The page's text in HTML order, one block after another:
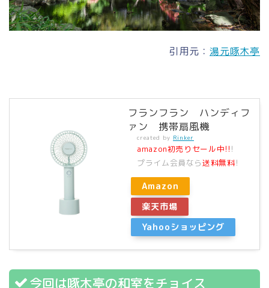
引用元： 湯元啄木亭
フランフラン ハンディフ
ァン 携帯扇風機
created by Rinker
amazon初売りセール中!! !
プライム会員なら送料無料!
Amazon
楽天市場
Yahooショッピング
今回は啄木亭の和室をチョイス